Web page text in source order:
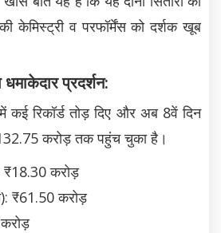
केमिस्ट्री व परफॉर्मेंस को दर्शक खूब
धमाकेदार प्रदर्शन:
कई रिकॉर्ड तोड़ दिए और अब 8वें दिन
करोड़ तक पहुंच चुका है।
करोड़
₹61.50 करोड़